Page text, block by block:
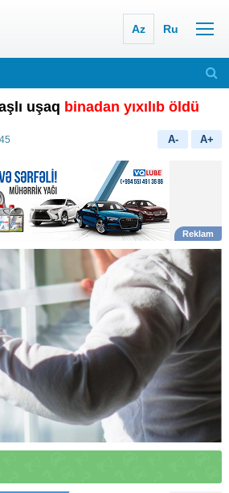
Az Ru
uşaq binadan yıxılıb öldü
A- A+